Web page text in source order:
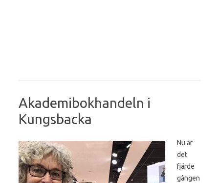
Akademibokhandeln i
Kungsbacka
Nu är
det
fjärde
gången